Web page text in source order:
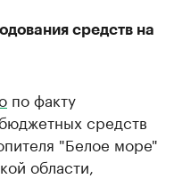
средств на
по факту
средств
"Белое море"
области,